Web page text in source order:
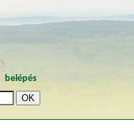
belépés